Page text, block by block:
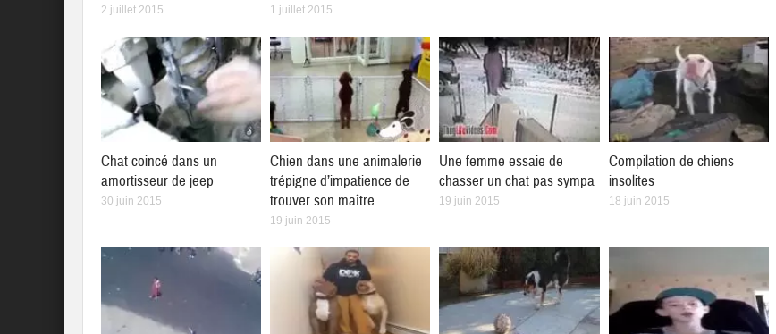
2 juillet 2015 1 juillet 2015
Chat coincé dans un
amortisseur de jeep
30 juin 2015
Chien dans une animalerie
trépigne d’impatience de
trouver son maître
19 juin 2015
Une femme essaie de
chasser un chat pas sympa
19 juin 2015
Compilation de chiens
insolites
18 juin 2015